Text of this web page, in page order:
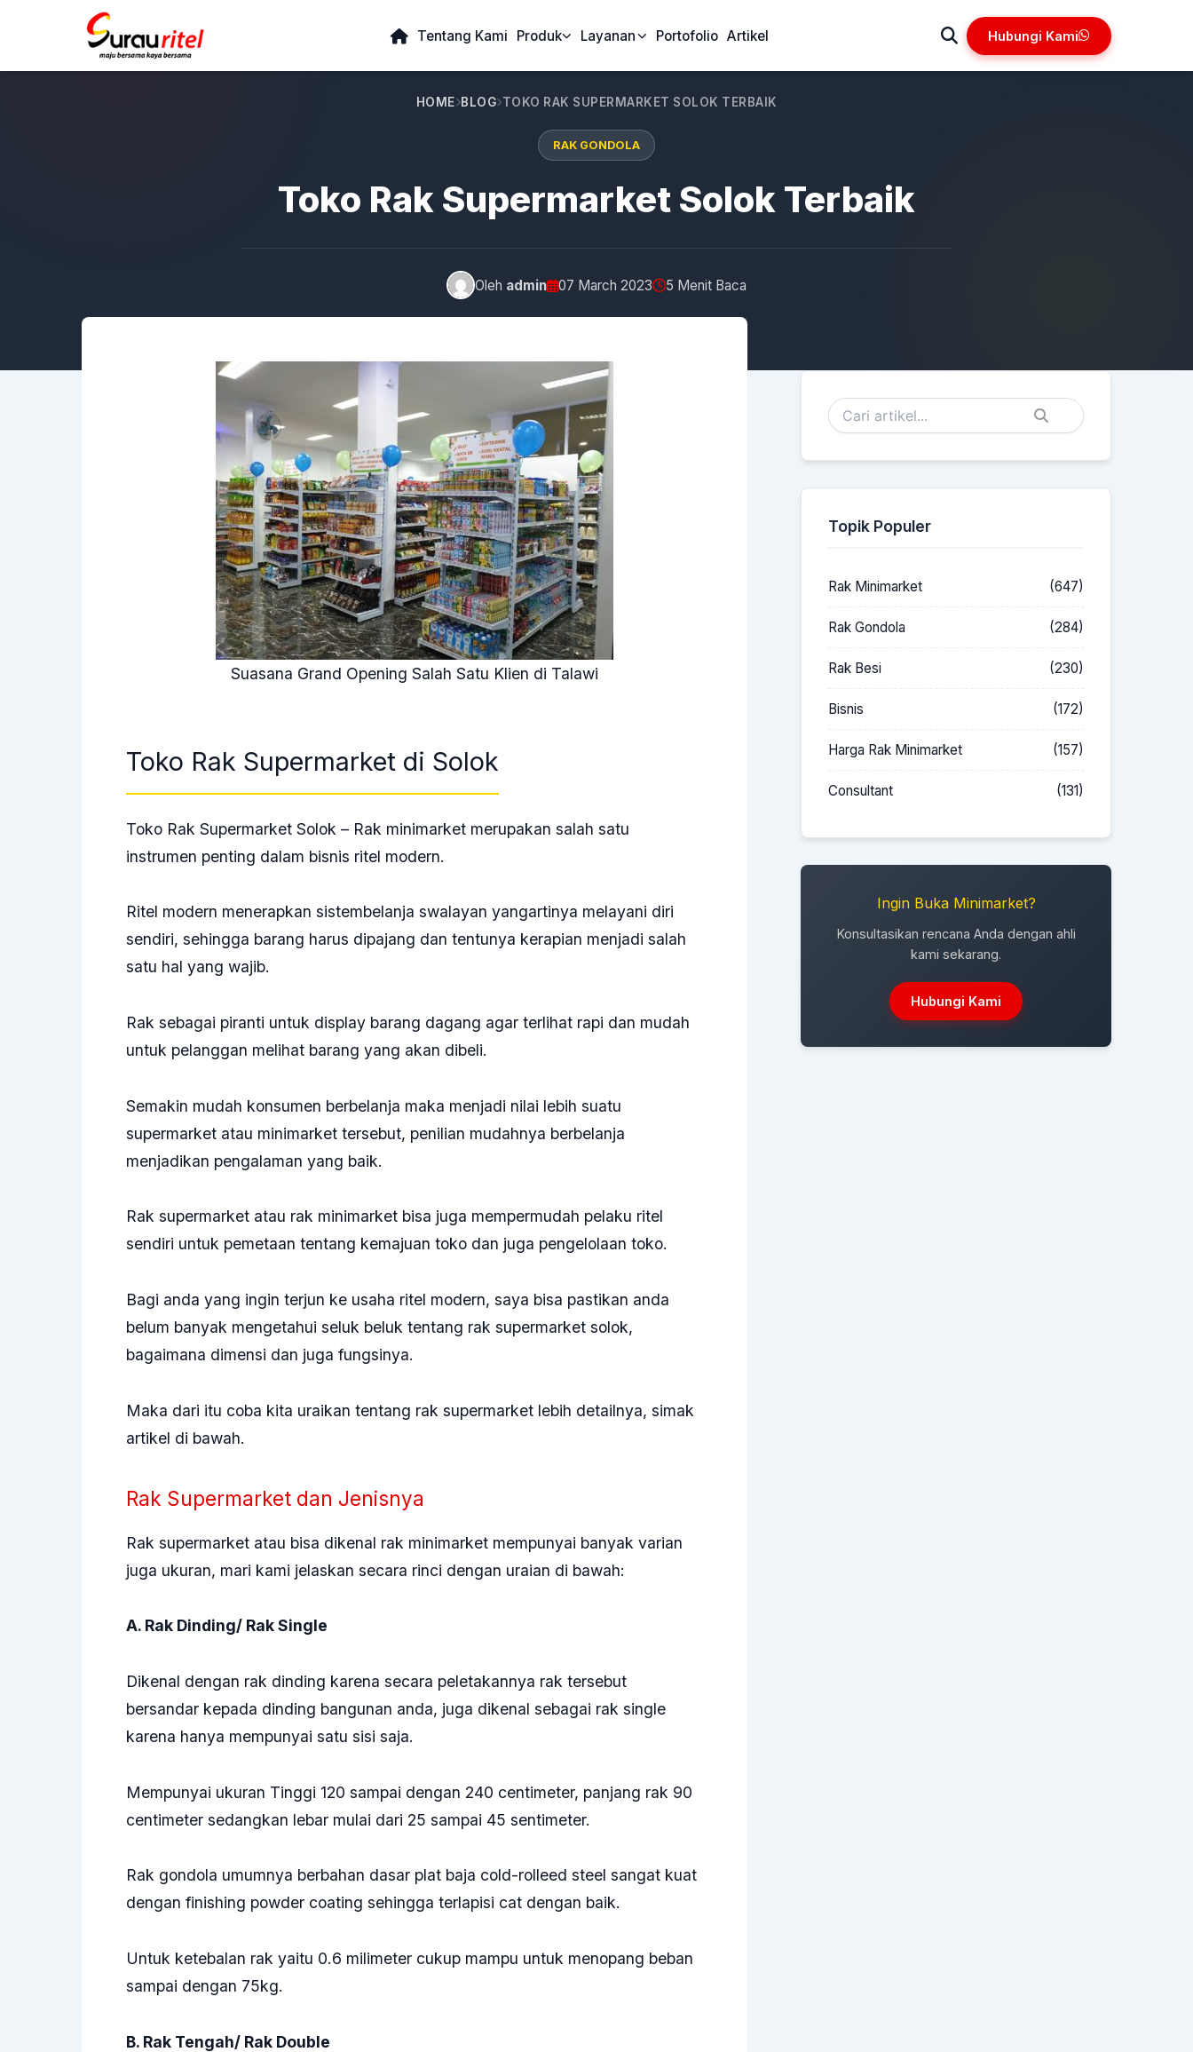
Tentang Kami Produk Layanan Portofolio Artikel Hubungi Kami
HOME BLOG TOKO RAK SUPERMARKET SOLOK TERBAIK
RAK GONDOLA
Toko Rak Supermarket Solok Terbaik
Oleh admin 07 March 2023 5 Menit Baca
Suasana Grand Opening Salah Satu Klien di Talawi
Toko Rak Supermarket di Solok
Toko Rak Supermarket Solok – Rak minimarket merupakan salah satu
instrumen penting dalam bisnis ritel modern.
Ritel modern menerapkan sistembelanja swalayan yangartinya melayani diri
sendiri, sehingga barang harus dipajang dan tentunya kerapian menjadi salah
satu hal yang wajib.
Rak sebagai piranti untuk display barang dagang agar terlihat rapi dan mudah
untuk pelanggan melihat barang yang akan dibeli.
Semakin mudah konsumen berbelanja maka menjadi nilai lebih suatu
supermarket atau minimarket tersebut, penilian mudahnya berbelanja
menjadikan pengalaman yang baik.
Rak supermarket atau rak minimarket bisa juga mempermudah pelaku ritel
sendiri untuk pemetaan tentang kemajuan toko dan juga pengelolaan toko.
Bagi anda yang ingin terjun ke usaha ritel modern, saya bisa pastikan anda
belum banyak mengetahui seluk beluk tentang rak supermarket solok,
bagaimana dimensi dan juga fungsinya.
Maka dari itu coba kita uraikan tentang rak supermarket lebih detailnya, simak
artikel di bawah.
Rak Supermarket dan Jenisnya
Rak supermarket atau bisa dikenal rak minimarket mempunyai banyak varian
juga ukuran, mari kami jelaskan secara rinci dengan uraian di bawah:
A. Rak Dinding/ Rak Single
Dikenal dengan rak dinding karena secara peletakannya rak tersebut
bersandar kepada dinding bangunan anda, juga dikenal sebagai rak single
karena hanya mempunyai satu sisi saja.
Mempunyai ukuran Tinggi 120 sampai dengan 240 centimeter, panjang rak 90
centimeter sedangkan lebar mulai dari 25 sampai 45 sentimeter.
Rak gondola umumnya berbahan dasar plat baja cold-rolleed steel sangat kuat
dengan finishing powder coating sehingga terlapisi cat dengan baik.
Untuk ketebalan rak yaitu 0.6 milimeter cukup mampu untuk menopang beban
sampai dengan 75kg.
B. Rak Tengah/ Rak Double
Topik Populer
Rak Minimarket (647)
Rak Gondola (284)
Rak Besi (230)
Bisnis (172)
Harga Rak Minimarket (157)
Consultant (131)
Ingin Buka Minimarket?
Konsultasikan rencana Anda dengan ahli
kami sekarang.
Hubungi Kami